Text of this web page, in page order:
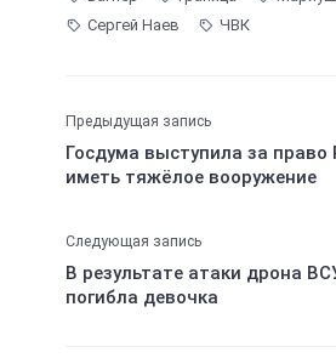
Сергей Наев
ЧВК
Предыдущая запись
Госдума выступила за право
иметь тяжёлое вооружение
Следующая запись
В результате атаки дрона
погибла девочка